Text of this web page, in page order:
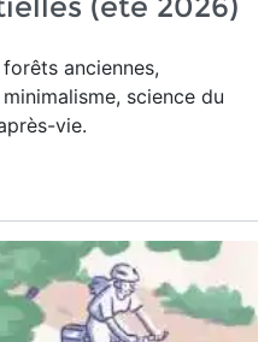
anciennes,
science du
vie.